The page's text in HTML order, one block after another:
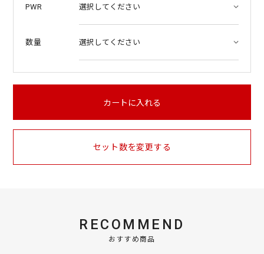
PWR
数量
カートに入れる
セット数を変更する
RECOMMEND
おすすめ商品